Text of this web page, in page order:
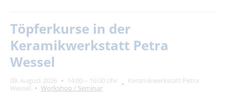
Töpferkurse in der
Keramikwerkstatt Petra
Wessel
08. August 2026 14:00 – 16:00 Uhr
Keramikwerkstatt Petra
Wessel
Workshop / Seminar